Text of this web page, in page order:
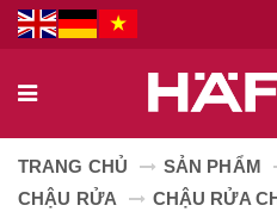
TRANG CHỦ SẢN PHẨM
CHẬU RỬA
CHẬU RỬA